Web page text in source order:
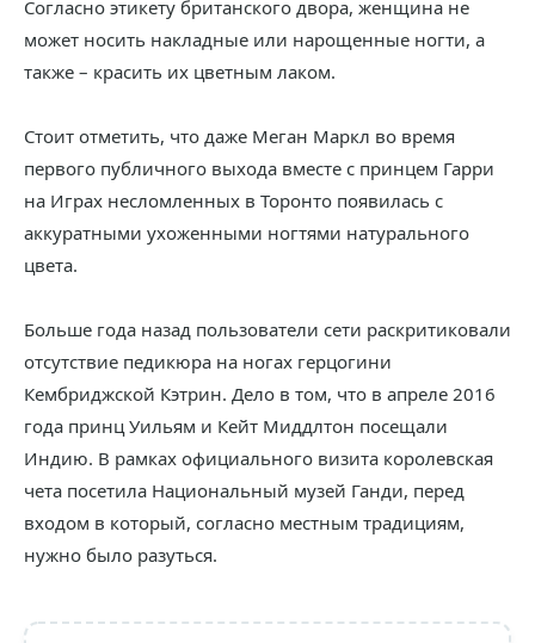
Согласно этикету британского двора, женщина не
может носить накладные или нарощенные ногти, а
также – красить их цветным лаком.
Стоит отметить, что даже Меган Маркл во время
первого публичного выхода вместе с принцем Гарри
на Играх несломленных в Торонто появилась с
аккуратными ухоженными ногтями натурального
цвета.
Больше года назад пользователи сети раскритиковали
отсутствие педикюра на ногах герцогини
Кембриджской Кэтрин. Дело в том, что в апреле 2016
года принц Уильям и Кейт Миддлтон посещали
Индию. В рамках официального визита королевская
чета посетила Национальный музей Ганди, перед
входом в который, согласно местным традициям,
нужно было разуться.